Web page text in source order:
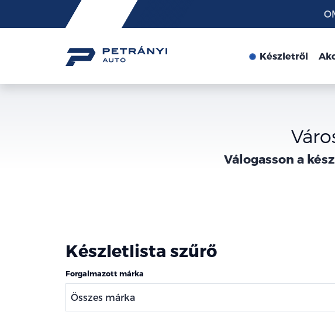
Friss
hírek
Készletről
Válogasson a
Készletlista szűrő
Forgalmazott márka